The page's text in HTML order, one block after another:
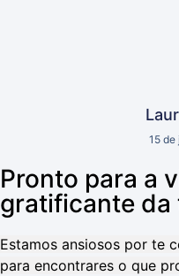
15
Pronto para a
gratificante da
Estamos ansiosos por te
para encontrares o que